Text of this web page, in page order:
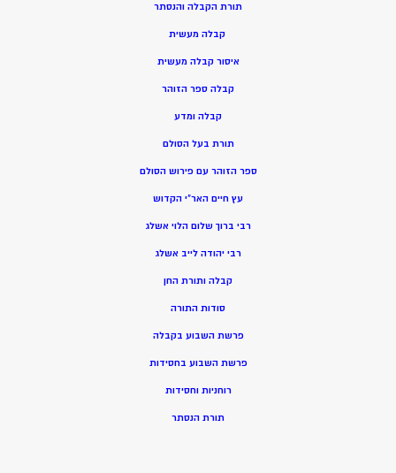
תורת הקבלה והנסתר
קבלה מעשית
איסור קבלה מעשית
קבלה ספר הזוהר
קבלה ומדע
תורת בעל הסולם
ספר הזוהר עם פירוש הסולם
עץ חיים האר”י הקדוש
רבי ברוך שלום הלוי אשלג
רבי יהודה לייב אשלג
קבלה ותורת החן
סודות התורה
פרשת השבוע בקבלה
פרשת השבוע בחסידות
רוחניות וחסידות
תורת הנסתר